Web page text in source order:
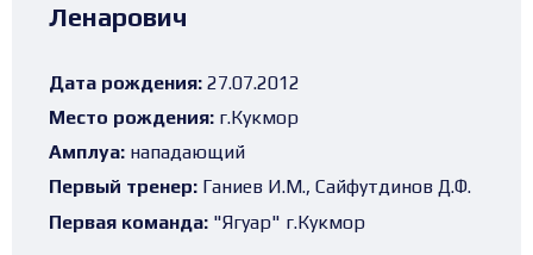
Ленарович
Дата рождения: 27.07.2012
Место рождения: г.Кукмор
Амплуа: нападающий
Первый тренер: Ганиев И.М., Сайфутдинов Д.Ф.
Первая команда: "Ягуар" г.Кукмор